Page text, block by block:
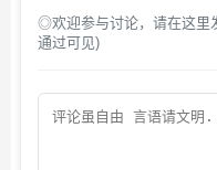
◎欢迎参与讨论，请在这里
通过可见)